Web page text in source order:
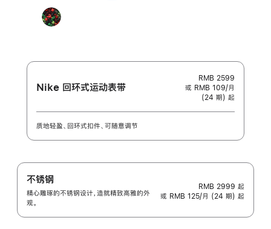
末
色
Black
Unity
Connection
Nike 回环式运动表带
RMB 2599
或 RMB 109/月
(24 期) 起
质地轻盈、回环式扣件、可随意调节
不锈钢
精心雕琢的不锈钢设计，造就精致高雅的外
观。
RMB 2999 起
或 RMB 125/月 (24 期) 起